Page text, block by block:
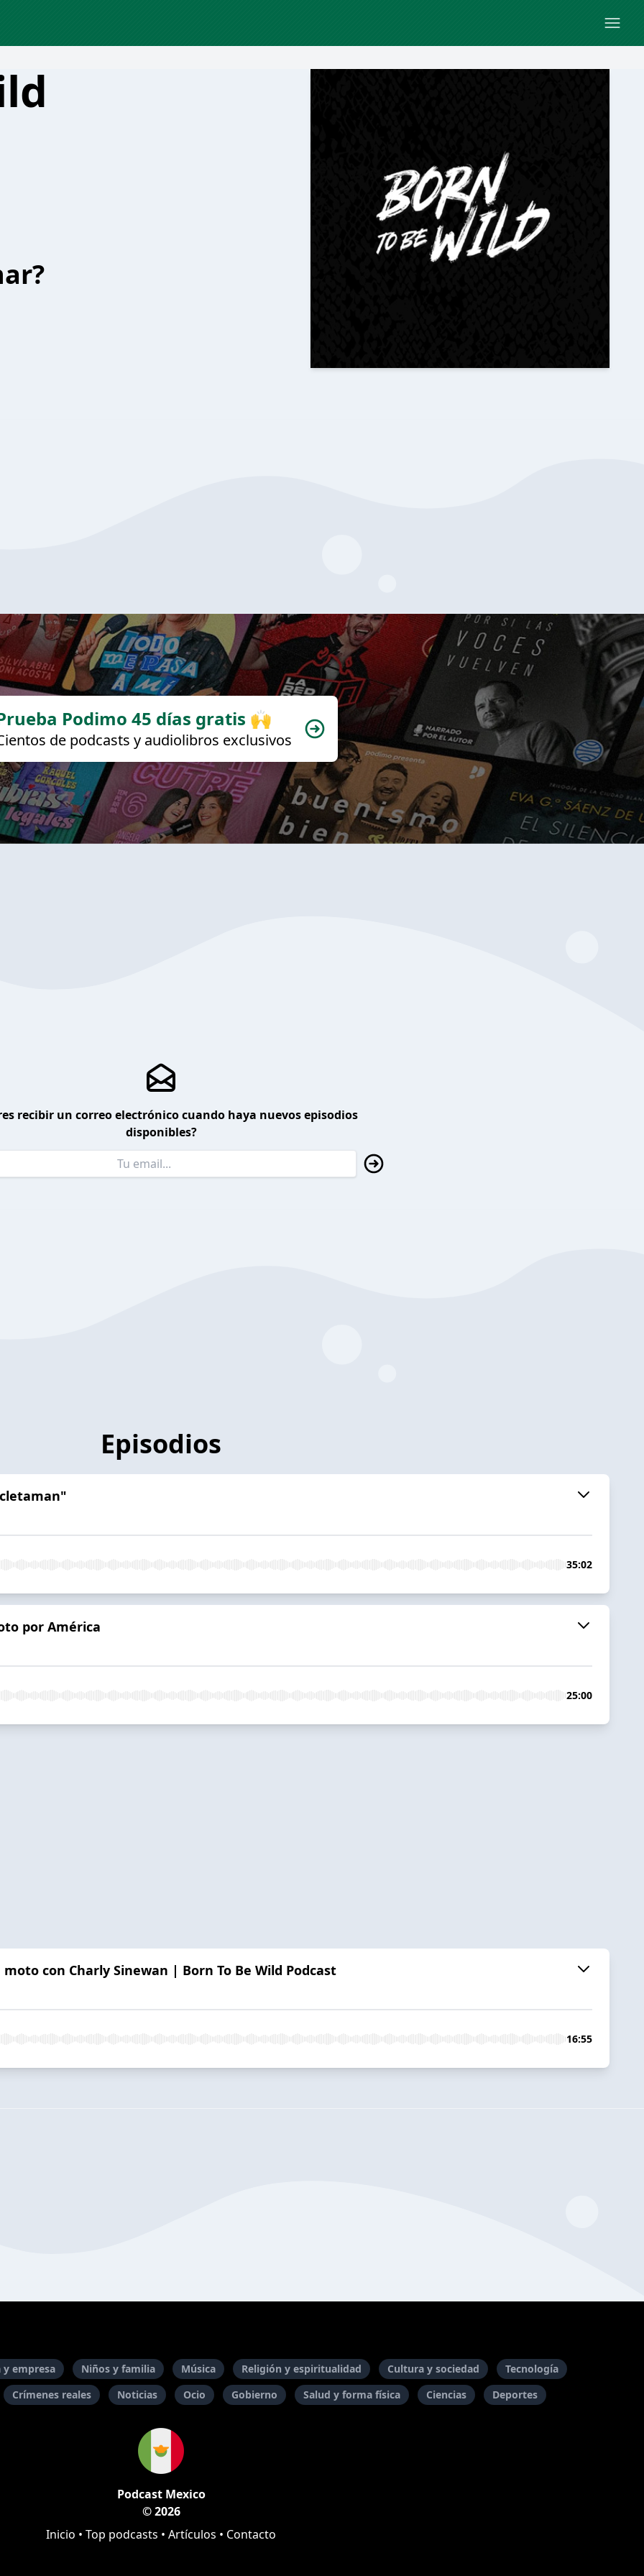
Podimo 45 días gratis 🙌
de podcasts y audiolibros exclusivos
recibir un correo electrónico cuando haya nuevos episodios
disponibles?
Episodios
35:02
por América
25:00
con Charly Sinewan | Born To Be Wild Podcast
16:55
y empresa Niños y familia Música Religión y espiritualidad Cultura y sociedad
Tecnología
Crímenes reales Noticias Ocio Gobierno Salud y forma física Ciencias Deportes
Podcast Mexico
© 2026
Inicio • Top podcasts • Artículos • Contacto